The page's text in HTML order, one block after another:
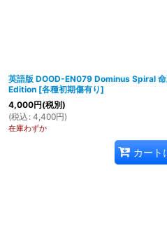
英語版 DOOD-EN079 Dominus Spiral
Edition [各種初期傷有り]
4,000円(税別)
(税込 : 4,400円)
在庫わずか
カート